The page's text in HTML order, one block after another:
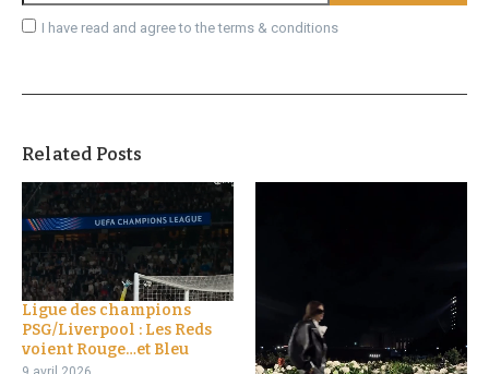
I have read and agree to the terms & conditions
Related Posts
Ligue des champions
PSG/Liverpool : Les Reds
voient Rouge…et Bleu